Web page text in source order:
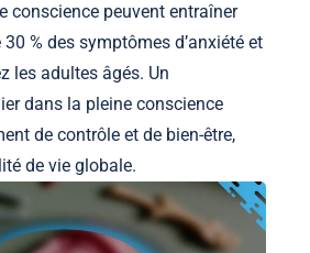
conscience peuvent entraîner
% des symptômes d’anxiété et
les adultes âgés. Un
dans la pleine conscience
de contrôle et de bien-être,
de vie globale.